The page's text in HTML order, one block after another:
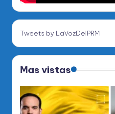
Tweets by LaVozDelPRM
Mas vistas